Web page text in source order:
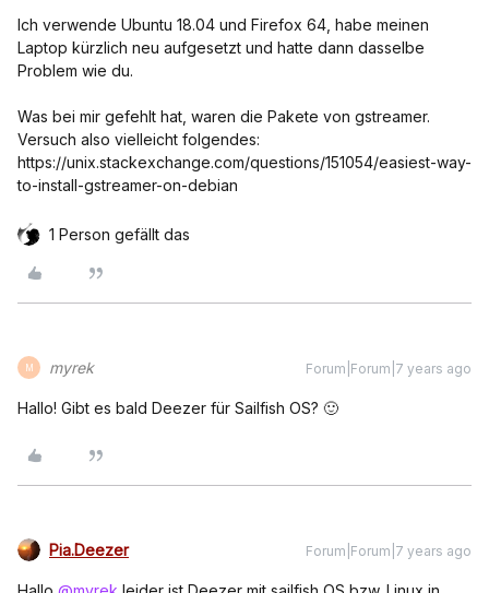
Ich verwende Ubuntu 18.04 und Firefox 64, habe meinen
Laptop kürzlich neu aufgesetzt und hatte dann dasselbe
Problem wie du.
Was bei mir gefehlt hat, waren die Pakete von gstreamer.
Versuch also vielleicht folgendes:
https://unix.stackexchange.com/questions/151054/easiest-way-
to-install-gstreamer-on-debian
1 Person gefällt das
M myrek Forum|Forum|7 years ago
Hallo! Gibt es bald Deezer für Sailfish OS? 🙂
Pia.Deezer Forum|Forum|7 years ago